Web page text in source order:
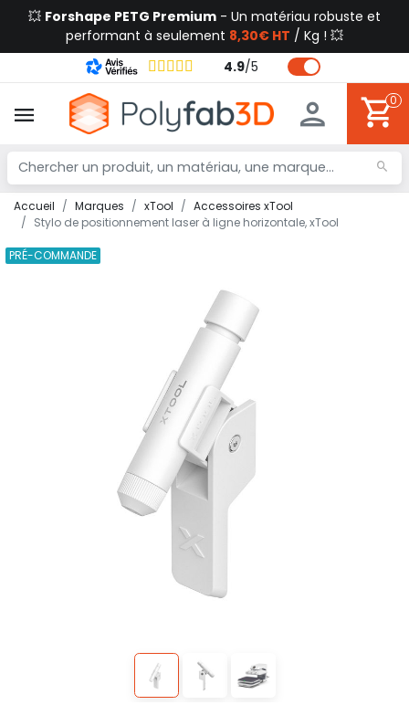
💥 Forshape PETG Premium - Un matériau robuste et
performant à seulement 8,30€ HT / Kg ! 💥
4.9/5
0
Accueil Marques xTool
Accessoires xTool
Stylo de positionnement laser à ligne horizontale, xTool
PRÉ-COMMANDE